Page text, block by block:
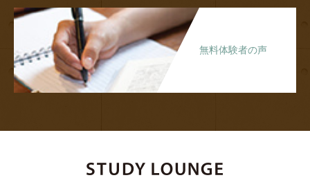
無料体験者の声